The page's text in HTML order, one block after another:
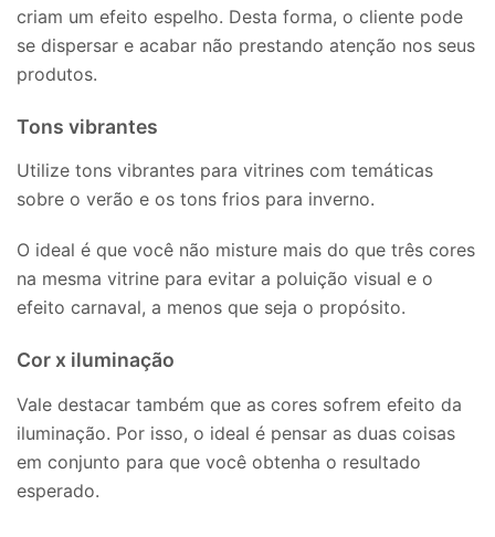
criam um efeito espelho. Desta forma, o cliente pode
se dispersar e acabar não prestando atenção nos seus
produtos.
Tons vibrantes
Utilize tons vibrantes para vitrines com temáticas
sobre o verão e os tons frios para inverno.
O ideal é que você não misture mais do que três cores
na mesma vitrine para evitar a poluição visual e o
efeito carnaval, a menos que seja o propósito.
Cor x iluminação
Vale destacar também que as cores sofrem efeito da
iluminação. Por isso, o ideal é pensar as duas coisas
em conjunto para que você obtenha o resultado
esperado.